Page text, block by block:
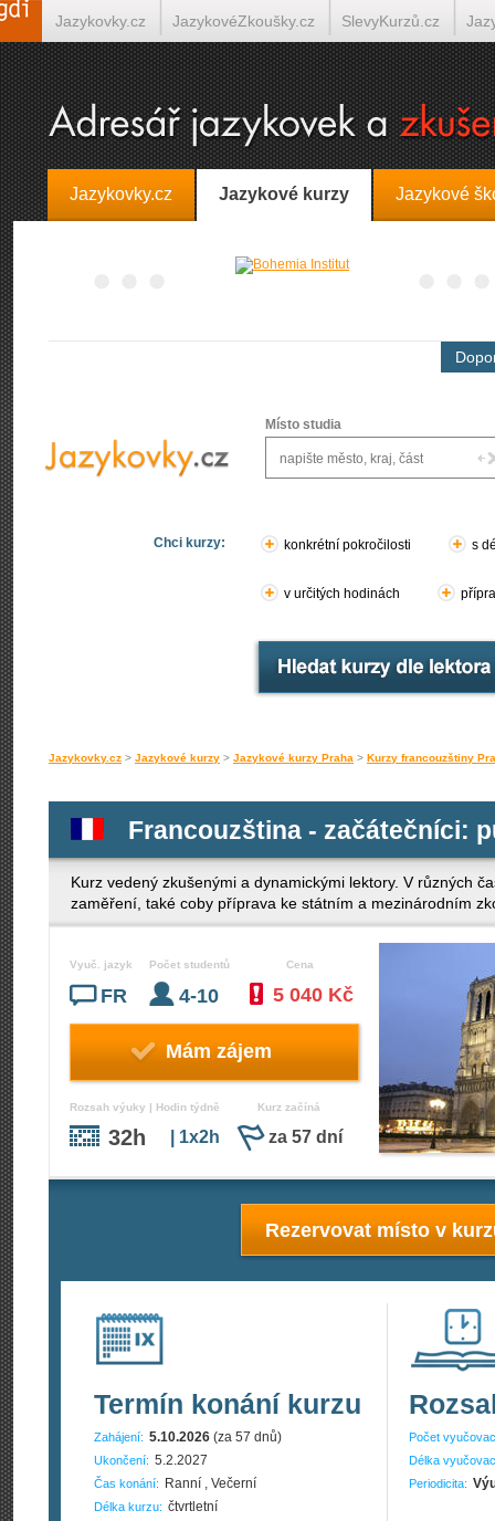
Jazykovky.cz Jazykové kurzy Jazykové
Místo studia
Chci kurzy: konkrétní pokročilosti s
v určitých hodinách
Jazykovky.cz > Jazykové kurzy > Jazykové kurzy Praha > Kurzy francouzštiny
Francouzština - začátečníci:
Kurz vedený zkušenými a dynamickými lektory. V různých
zaměření, také coby příprava ke státním a mezinárodním
Vyuč. jazyk
FR
Počet studentů
4-10
Cena
5 040 Kč
Mám zájem
Rozsah výuky | Hodin týdně
32h | 1x2h
Kurz začíná
za 57 dní
Rezervovat místo v
Termín konání kurzu
Zahájení: 5.10.2026 (za 57 dnů)
Ukončení: 5.2.2027
Čas konání: Ranní , Večerní
Délka kurzu: čtvrtletní
Počet
Délka
Periodicita:
Jazykovky.cz JazykovéZkoušky.cz SlevyKurzů.cz
Španělština on-line Italština on-line Tlumočení-